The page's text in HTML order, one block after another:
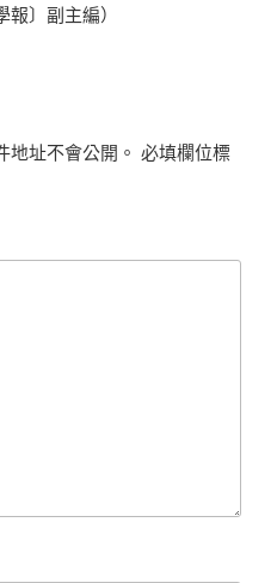
〕副主編）
址不會公開。 必填欄位標